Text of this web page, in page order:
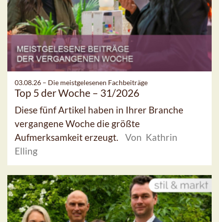
03.08.26 – Die meistgelesenen Fachbeiträge
Top 5 der Woche – 31/2026
Diese fünf Artikel haben in Ihrer Branche
vergangene Woche die größte
Aufmerksamkeit erzeugt.
Von Kathrin
Elling